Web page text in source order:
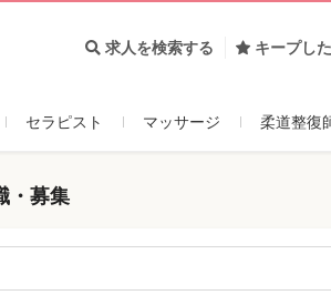
求人を検索する キープし
セラピスト マッサージ 柔道整復
・募集